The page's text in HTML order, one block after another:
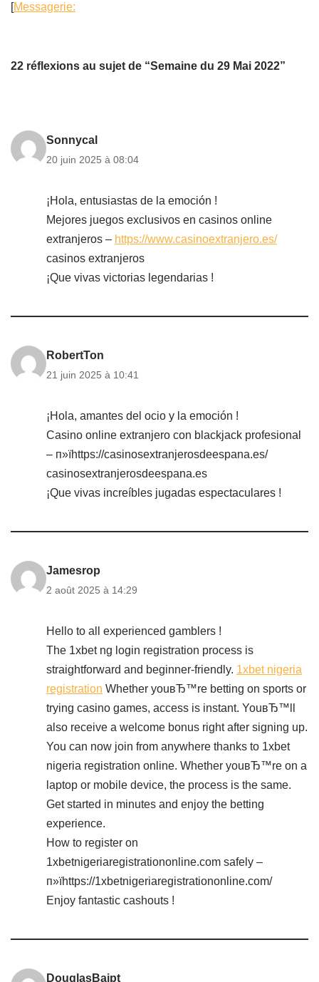
[Messagerie:
22 réflexions au sujet de “Semaine du 29 Mai 2022”
Sonnycal
20 juin 2025 à 08:04
¡Hola, entusiastas de la emoción !
Mejores juegos exclusivos en casinos online
extranjeros – https://www.casinoextranjero.es/
casinos extranjeros
¡Que vivas victorias legendarias !
RobertTon
21 juin 2025 à 10:41
¡Hola, amantes del ocio y la emoción !
Casino online extranjero con blackjack profesional
– п»їhttps://casinosextranjerosdeespana.es/
casinosextranjerosdeespana.es
¡Que vivas increíbles jugadas espectaculares !
Jamesrop
2 août 2025 à 14:29
Hello to all experienced gamblers !
The 1xbet ng login registration process is
straightforward and beginner-friendly. 1xbet nigeria
registration Whether youвЂ™re betting on sports or
trying casino games, access is instant. YouвЂ™ll
also receive a welcome bonus right after signing up.
You can now join from anywhere thanks to 1xbet
nigeria registration online. Whether youвЂ™re on a
laptop or mobile device, the process is the same.
Get started in minutes and enjoy the betting
experience.
How to register on
1xbetnigeriaregistrationonline.com safely –
п»їhttps://1xbetnigeriaregistrationonline.com/
Enjoy fantastic cashouts !
DouglasBaipt